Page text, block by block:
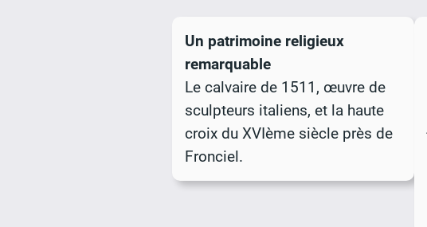
Un patrimoine religieux
remarquable
Le calvaire de 1511, œuvre de
sculpteurs italiens, et la haute
croix du XVIème siècle près de
Fronciel.